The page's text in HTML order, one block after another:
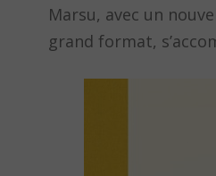
Marsu, avec un
grand format,